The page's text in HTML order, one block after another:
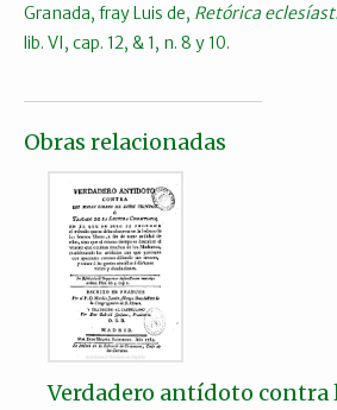
Granada, fray Luis de, Retórica
lib. VI, cap. 12, & 1, n. 8 y 10.
Obras relacionadas
Verdadero antídoto contra